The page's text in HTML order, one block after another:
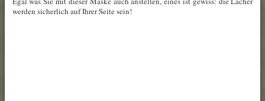
werden sicherlich auf Ihrer Seite sein!